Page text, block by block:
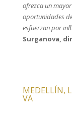
ofrezca un
oportunidades
esfuerzan por
Surganova,
MEDELLÍN,
VA